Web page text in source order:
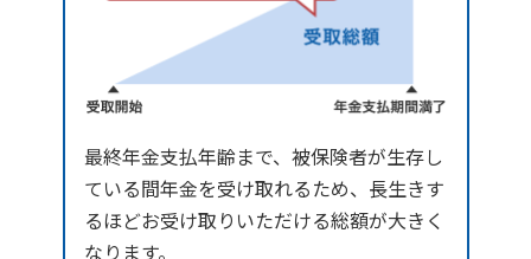
最終年金支払年齢まで、被保険者が生存し
ている間年金を受け取れるため、長生きす
るほどお受け取りいただける総額が大きく
なります。